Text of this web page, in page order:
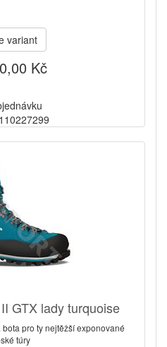
variant
Kč
GTX lady turquoise
pro ty nejtěžší exponované
túry